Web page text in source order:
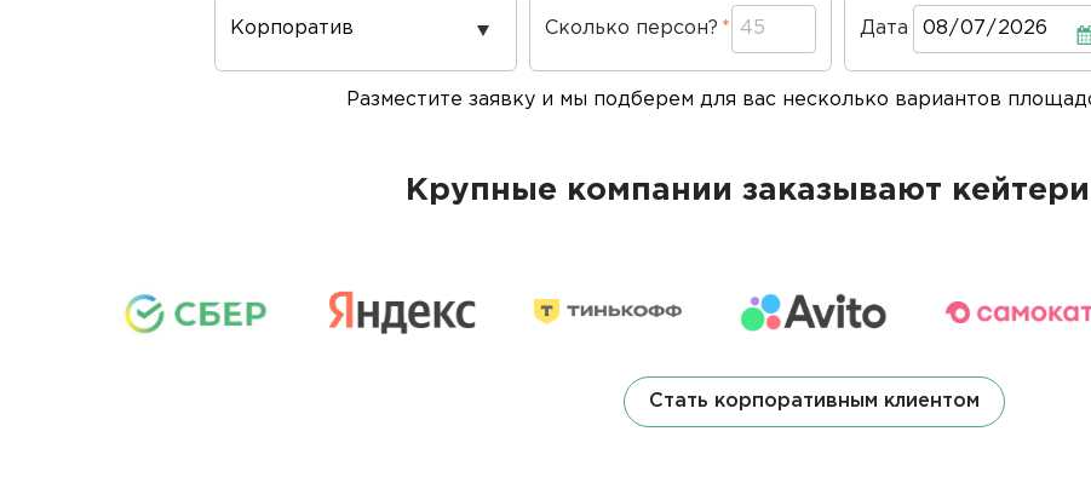
Повод
проведения
Сколько персон? Дата Дата
Разместите заявку и мы подберем для вас несколько вариантов
Крупные компании заказывают
Стать корпоративным клиентом